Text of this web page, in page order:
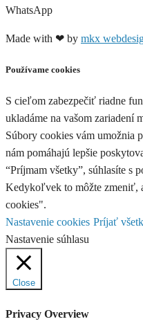
WhatsApp
Made with ❤ by mkx
Používame cookies
S cieľom zabezpečiť riadne
ukladáme na vašom zariadení
Súbory cookies vám umožnia
nám pomáhajú lepšie
“Príjmam všetky”, súhlasíte s
Kedykoľvek to môžte zmeniť,
cookies".
Nastavenie cookies Príjať
Nastavenie súhlasu
Close
Privacy Overview